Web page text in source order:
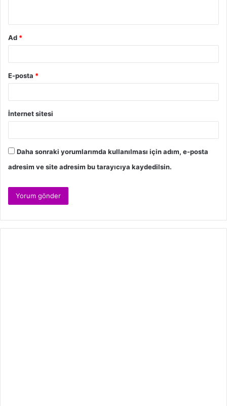
Ad *
E-posta *
İnternet sitesi
Daha sonraki yorumlarımda kullanılması için adım, e-posta
adresim ve site adresim bu tarayıcıya kaydedilsin.